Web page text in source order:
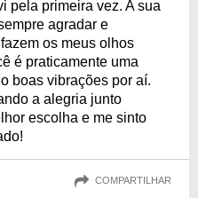
pela primeira vez. A sua
agradar e
os meus olhos
é praticamente uma
boas vibrações por aí.
a alegria junto
escolha e me sinto
COMPARTILHAR